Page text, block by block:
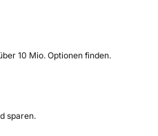
10 Mio. Optionen finden.
sparen.